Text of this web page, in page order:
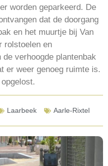
worden geparkeerd. De
dat de doorgang
en het muurtje bij Van
rolstoelen en
verhoogde plantenbak
er weer genoeg ruimte is.
Laarbeek Aarle-Rixtel